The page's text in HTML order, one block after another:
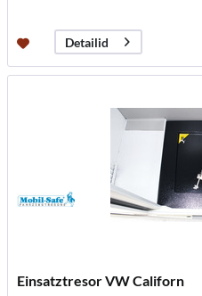
Detailid
Einsatztresor VW Californ